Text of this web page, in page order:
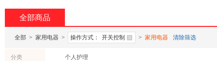
全部商品
全部 > 家用电器 > 操作方式： 开关控制 > 家用电器 清除筛选
分类 个人护理
加